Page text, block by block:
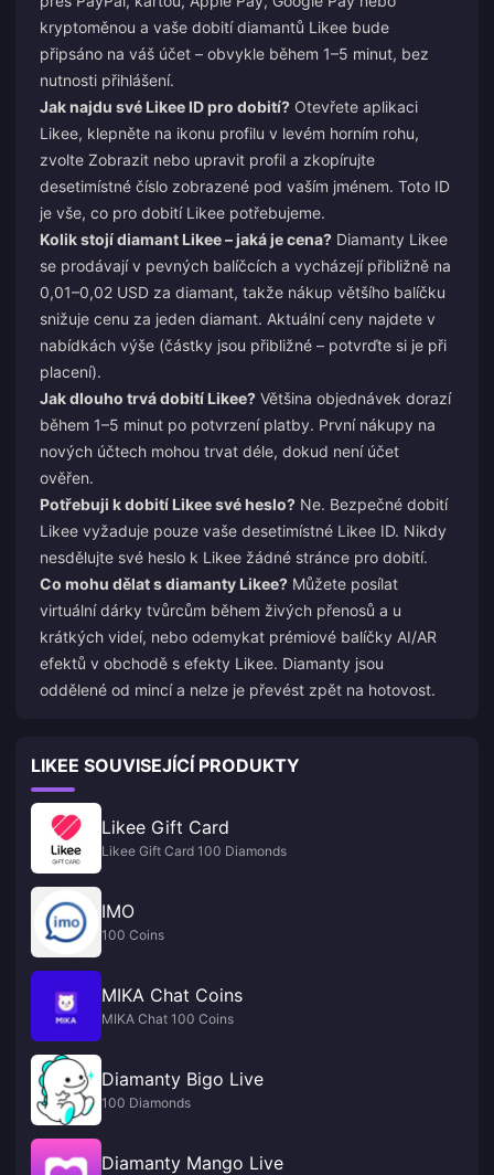
kryptoměnou a vaše dobití diamantů Likee bude
připsáno na váš účet – obvykle během 1–5 minut, bez
nutnosti přihlášení.
Jak najdu své Likee ID pro dobití? Otevřete aplikaci
Likee, klepněte na ikonu profilu v levém horním rohu,
zvolte Zobrazit nebo upravit profil a zkopírujte
desetimístné číslo zobrazené pod vaším jménem. Toto ID
je vše, co pro dobití Likee potřebujeme.
Kolik stojí diamant Likee – jaká je cena? Diamanty Likee
se prodávají v pevných balíčcích a vycházejí přibližně na
0,01–0,02 USD za diamant, takže nákup většího balíčku
snižuje cenu za jeden diamant. Aktuální ceny najdete v
nabídkách výše (částky jsou přibližné – potvrďte si je při
placení).
Jak dlouho trvá dobití Likee? Většina objednávek dorazí
během 1–5 minut po potvrzení platby. První nákupy na
nových účtech mohou trvat déle, dokud není účet
ověřen.
Potřebuji k dobití Likee své heslo? Ne. Bezpečné dobití
Likee vyžaduje pouze vaše desetimístné Likee ID. Nikdy
nesdělujte své heslo k Likee žádné stránce pro dobití.
Co mohu dělat s diamanty Likee? Můžete posílat
virtuální dárky tvůrcům během živých přenosů a u
krátkých videí, nebo odemykat prémiové balíčky AI/AR
efektů v obchodě s efekty Likee. Diamanty jsou
oddělené od mincí a nelze je převést zpět na hotovost.
LIKEE SOUVISEJÍCÍ PRODUKTY
Likee Gift Card
Likee Gift Card 100 Diamonds
IMO
100 Coins
MIKA Chat Coins
MIKA Chat 100 Coins
Diamanty Bigo Live
100 Diamonds
Diamanty Mango Live